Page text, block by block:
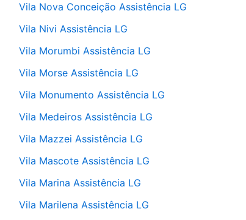
Vila Nova Conceição Assistência LG
Vila Nivi Assistência LG
Vila Morumbi Assistência LG
Vila Morse Assistência LG
Vila Monumento Assistência LG
Vila Medeiros Assistência LG
Vila Mazzei Assistência LG
Vila Mascote Assistência LG
Vila Marina Assistência LG
Vila Marilena Assistência LG